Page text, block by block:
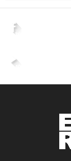
2,265
4,400